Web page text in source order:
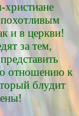
христиане
и в церкви!
за тем,
отношению к
блудит